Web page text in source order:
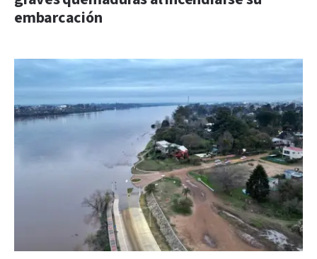
embarcación